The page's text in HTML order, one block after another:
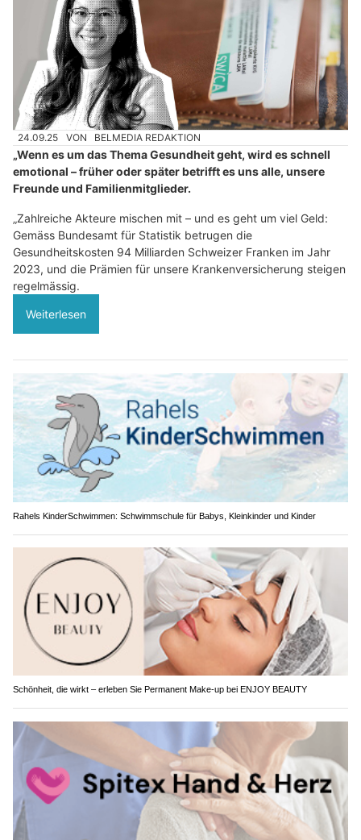
24.09.25 VON BELMEDIA REDAKTION
„Wenn es um das Thema Gesundheit geht, wird es schnell
emotional – früher oder später betrifft es uns alle, unsere
Freunde und Familienmitglieder.
„Zahlreiche Akteure mischen mit – und es geht um viel Geld:
Gemäss Bundesamt für Statistik betrugen die
Gesundheitskosten 94 Milliarden Schweizer Franken im Jahr
2023, und die Prämien für unsere Krankenversicherung steigen
regelmässig.
Weiterlesen
Rahels KinderSchwimmen: Schwimmschule für Babys, Kleinkinder und Kinder
Schönheit, die wirkt – erleben Sie Permanent Make-up bei ENJOY BEAUTY